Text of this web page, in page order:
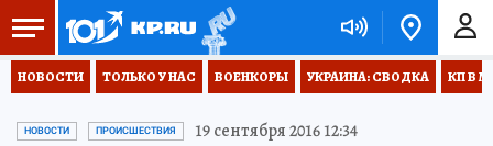
НОВОСТИ ТОЛЬКО У НАС ВОЕНКОРЫ УКРАИНА: СВОДКА КП В
НОВОСТИ ПРОИСШЕСТВИЯ 19 сентября 2016 12:34